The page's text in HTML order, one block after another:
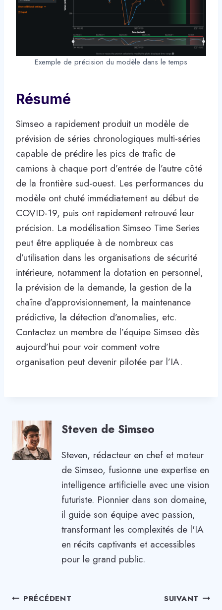
Exemple de précision du modèle dans le temps
Résumé
Simseo a rapidement produit un modèle de
prévision de séries chronologiques multi-séries
capable de prédire les pics de trafic de
camions à chaque port d’entrée de l’autre côté
de la frontière sud-ouest. Les performances du
modèle ont chuté immédiatement au début de
COVID-19, puis ont rapidement retrouvé leur
précision. La modélisation Simseo Time Series
peut être appliquée à de nombreux cas
d’utilisation dans les organisations de sécurité
intérieure, notamment la dotation en personnel,
la prévision de la demande, la gestion de la
chaîne d’approvisionnement, la maintenance
prédictive, la détection d’anomalies, etc.
Contactez un membre de l’équipe Simseo dès
aujourd’hui pour voir comment votre
organisation peut devenir pilotée par l’IA.
Steven de Simseo
Steven, rédacteur en chef et moteur
de Simseo, fusionne une expertise en
intelligence artificielle avec une vision
futuriste. Pionnier dans son domaine,
il guide son équipe avec passion,
transformant les complexités de l'IA
en récits captivants et accessibles
pour le grand public.
Navigation
PRÉCÉDENT SUIVANT